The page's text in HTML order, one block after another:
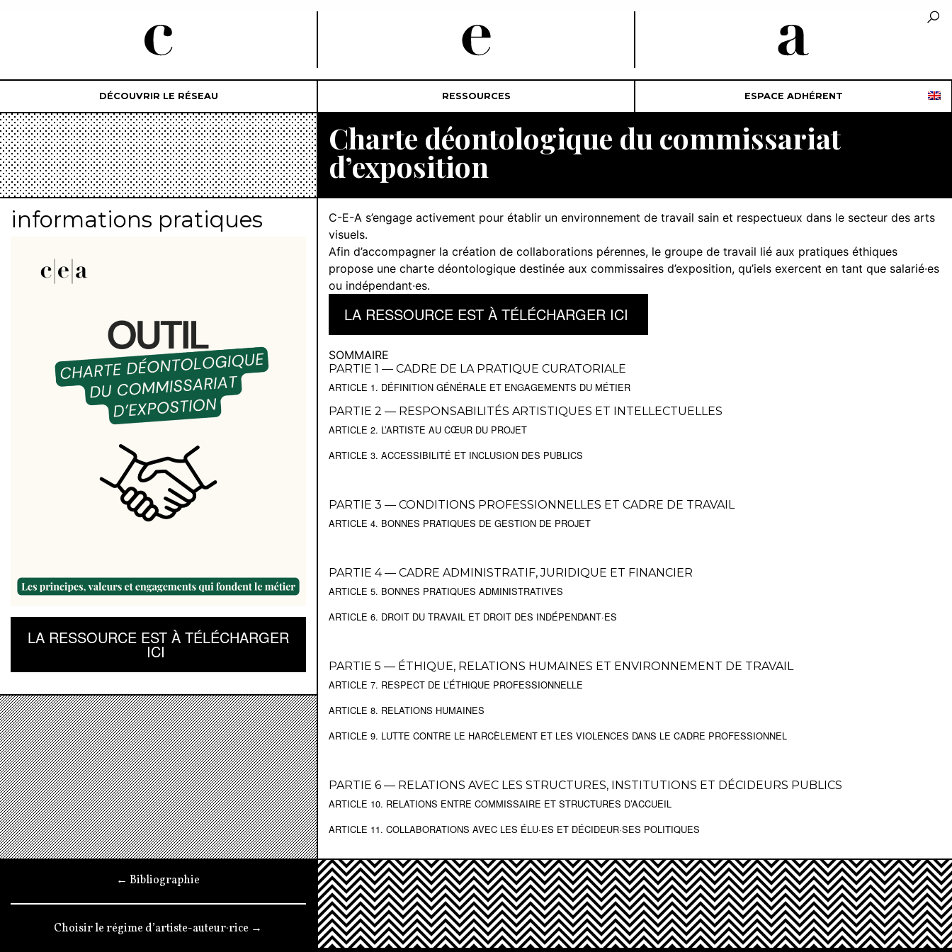
DÉCOUVRIR LE RÉSEAU RESSOURCES ESPACE ADHÉRENT
Charte déontologique du commissariat
d’exposition
informations pratiques
LA RESSOURCE EST À TÉLÉCHARGER
ICI
C-E-A s’engage activement pour établir un environnement de travail sain et respectueux dans le secteur des arts
visuels.
Afin d’accompagner la création de collaborations pérennes, le groupe de travail lié aux pratiques éthiques
propose une charte déontologique destinée aux commissaires d’exposition, qu’iels exercent en tant que salarié·es
ou indépendant·es.
LA RESSOURCE EST À TÉLÉCHARGER ICI
SOMMAIRE
PARTIE 1 — CADRE DE LA PRATIQUE CURATORIALE
ARTICLE 1. DÉFINITION GÉNÉRALE ET ENGAGEMENTS DU MÉTIER
PARTIE 2 — RESPONSABILITÉS ARTISTIQUES ET INTELLECTUELLES
ARTICLE 2. L’ARTISTE AU CŒUR DU PROJET
ARTICLE 3. ACCESSIBILITÉ ET INCLUSION DES PUBLICS
PARTIE 3 — CONDITIONS PROFESSIONNELLES ET CADRE DE TRAVAIL
ARTICLE 4. BONNES PRATIQUES DE GESTION DE PROJET
PARTIE 4 — CADRE ADMINISTRATIF, JURIDIQUE ET FINANCIER
ARTICLE 5. BONNES PRATIQUES ADMINISTRATIVES
ARTICLE 6. DROIT DU TRAVAIL ET DROIT DES INDÉPENDANT·ES
PARTIE 5 — ÉTHIQUE, RELATIONS HUMAINES ET ENVIRONNEMENT DE TRAVAIL
ARTICLE 7. RESPECT DE L’ÉTHIQUE PROFESSIONNELLE
ARTICLE 8. RELATIONS HUMAINES
ARTICLE 9. LUTTE CONTRE LE HARCÈLEMENT ET LES VIOLENCES DANS LE CADRE PROFESSIONNEL
PARTIE 6 — RELATIONS AVEC LES STRUCTURES, INSTITUTIONS ET DÉCIDEURS PUBLICS
ARTICLE 10. RELATIONS ENTRE COMMISSAIRE ET STRUCTURES D’ACCUEIL
ARTICLE 11. COLLABORATIONS AVEC LES ÉLU·ES ET DÉCIDEUR·SES POLITIQUES
← Bibliographie
Choisir le régime d’artiste-auteur·rice →